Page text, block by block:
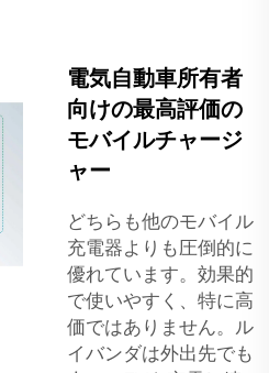
電気自動車所有者
向けの最高評価の
モバイルチャージ
ャー
どちらも他のモバイル
充電器よりも圧倒的に
優れています。効果的
で使いやすく、特に高
価ではありません。ル
イバンダは外出先でも